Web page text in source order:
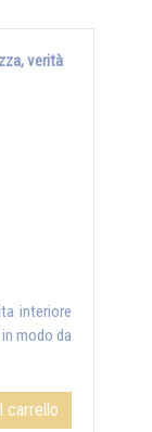
verità
interiore
modo da
carrello